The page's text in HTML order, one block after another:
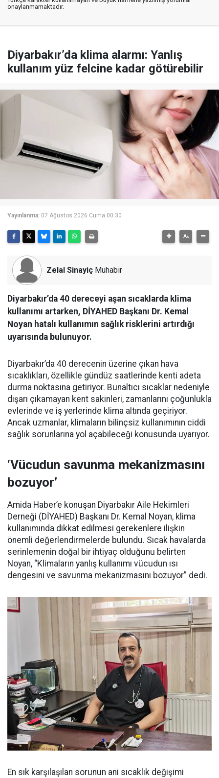
onaylanmamaktadır.
Diyarbakır’da klima alarmı: Yanlış
kullanım yüz felcine kadar götürebilir
Yayınlanma: 07 Ağustos 2026 Cuma 00:30
Zelal Sinayiç Muhabir
Diyarbakır’da 40 dereceyi aşan sıcaklarda klima
kullanımı artarken, DİYAHED Başkanı Dr. Kemal
Noyan hatalı kullanımın sağlık risklerini artırdığı
uyarısında bulunuyor.
Diyarbakır’da 40 derecenin üzerine çıkan hava
sıcaklıkları, özellikle gündüz saatlerinde kenti adeta
durma noktasına getiriyor. Bunaltıcı sıcaklar nedeniyle
dışarı çıkamayan kent sakinleri, zamanlarını çoğunlukla
evlerinde ve iş yerlerinde klima altında geçiriyor.
Ancak uzmanlar, klimaların bilinçsiz kullanımının ciddi
sağlık sorunlarına yol açabileceği konusunda uyarıyor.
‘Vücudun savunma mekanizmasını
bozuyor’
Amida Haber’e konuşan Diyarbakır Aile Hekimleri
Derneği (DİYAHED) Başkanı Dr. Kemal Noyan, klima
kullanımında dikkat edilmesi gerekenlere ilişkin
önemli değerlendirmelerde bulundu. Sıcak havalarda
serinlemenin doğal bir ihtiyaç olduğunu belirten
Noyan, “Klimaların yanlış kullanımı vücudun ısı
dengesini ve savunma mekanizmasını bozuyor” dedi.
En sık karşılaşılan sorunun ani sıcaklık değişimi